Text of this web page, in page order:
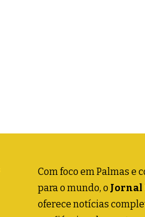
Com foco em Palmas e
para o mundo, o Jornal
oferece notícias